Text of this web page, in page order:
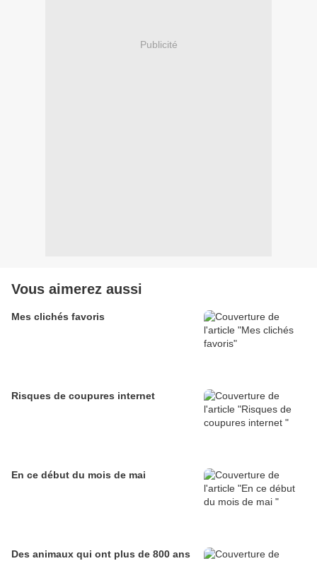
Publicité
Vous aimerez aussi
Mes clichés favoris
Risques de coupures internet
En ce début du mois de mai
Des animaux qui ont plus de 800 ans